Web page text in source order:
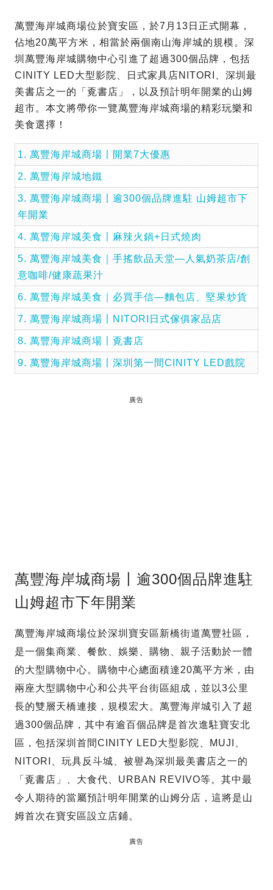
萬豐海岸城商場位於寶安區，於7月13日正式開幕，
佔地20萬平方米，相當於兩個南山海岸城的規模。深
圳萬豐海岸城購物中心引進了超過300個品牌，包括
CINITY LED大型影院、日式家具店NITORI、深圳最
美書店之一的「覔書店」，以及預計明年開業的山姆
超市。本文將帶你一覽萬豐海岸城商場的精彩玩樂和
美食選擇！
1. 萬豐海岸城商場〡開業7大優惠
2. 萬豐海岸城地鐵
3. 萬豐海岸城商場〡逾300個品牌進駐 山姆超市下
年開業
4. 萬豐海岸城美食〡麻辣火鍋+日式燒肉
5. 萬豐海岸城美食｜手搖飲品天堂—人氣奶茶店/創
意咖啡/健康蔬果汁
6. 萬豐海岸城美食｜必買手信—麵包店、堅果炒貨
7. 萬豐海岸城商場〡NITORI日式傢俱家品店
8. 萬豐海岸城商場〡覔書店
9. 萬豐海岸城商場〡深圳第一間CINITY LED戲院
廣告
萬豐海岸城商場〡逾300個品牌進駐
山姆超市下年開業
萬豐海岸城商場位於深圳寶安區新橋街道萬豐社區，
是一個集商業、餐飲、娛樂、購物、親子活動於一體
的大型購物中心。購物中心總面積達20萬平方米，由
兩座大型購物中心和公共平台街區組成，並以3公里
長的雙層天橋連接，規模宏大。萬豐海岸城引入了超
過300個品牌，其中有逾百個品牌是首次進駐寶安北
區，包括深圳首間CINITY LED大型影院、MUJI、
NITORI、玩具反斗城、被譽為深圳最美書店之一的
「覔書店」、大食代、URBAN REVIVO等。其中最
令人期待的當屬預計明年開業的山姆分店，這將是山
姆首次在寶安區設立店鋪。
廣告